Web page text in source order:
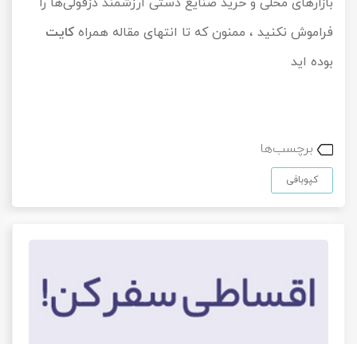
فراموش نکنید ، ممنون که تا انتهای مقاله همراه کایت
بوده اید
برچسب‌ها
کپوبافی